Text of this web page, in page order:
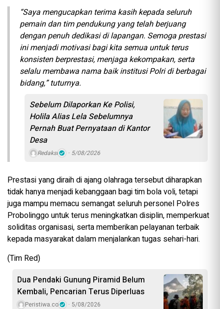
“Saya mengucapkan terima kasih kepada seluruh
pemain dan tim pendukung yang telah berjuang
dengan penuh dedikasi di lapangan. Semoga prestasi
ini menjadi motivasi bagi kita semua untuk terus
konsisten berprestasi, menjaga kekompakan, serta
selalu membawa nama baik institusi Polri di berbagai
bidang,” tuturnya.
Sebelum Dilaporkan Ke Polisi,
Holila Alias Lela Sebelumnya
Pernah Buat Pernyataan di Kantor
Desa
Redaksi 5/08/2026
Prestasi yang diraih di ajang olahraga tersebut diharapkan
tidak hanya menjadi kebanggaan bagi tim bola voli, tetapi
juga mampu memacu semangat seluruh personel Polres
Probolinggo untuk terus meningkatkan disiplin, memperkuat
soliditas organisasi, serta memberikan pelayanan terbaik
kepada masyarakat dalam menjalankan tugas sehari-hari.
(Tim Red)
Dua Pendaki Gunung Piramid Belum
Kembali, Pencarian Terus Diperluas
Peristiwa.co 5/08/2026